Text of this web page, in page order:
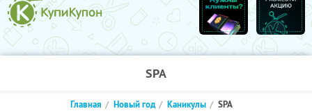
SPA
Главная Новый год Каникулы SPA